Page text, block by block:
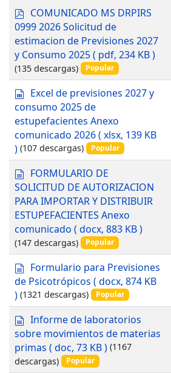
n
t
o
p
d
f
COMUNICADO MS DRPIRS
0999 2026 Solicitud de
estimacion de Previsiones 2027
y Consumo 2025( pdf, 234 KB )
(135 descargas) Popular
p
r
e
a
d
s
h
e
e
t
Excel de previsiones 2027 y
consumo 2025 de
estupefacientes Anexo
comunicado 2026( xlsx, 139 KB
) (107 descargas) Popular
d
o
c
u
m
e
n
t
o
FORMULARIO DE
SOLICITUD DE AUTORIZACION
PARA IMPORTAR Y DISTRIBUIR
ESTUPEFACIENTES Anexo
comunicado ( docx, 883 KB )
(147 descargas) Popular
d
o
c
u
m
e
n
t
o
Formulario para Previsiones
de Psicotrópicos ( docx, 874 KB
) (1321 descargas) Popular
d
o
c
u
m
Informe de laboratorios
sobre movimientos de materias
primas ( doc, 73 KB ) (1167
descargas)
Popular